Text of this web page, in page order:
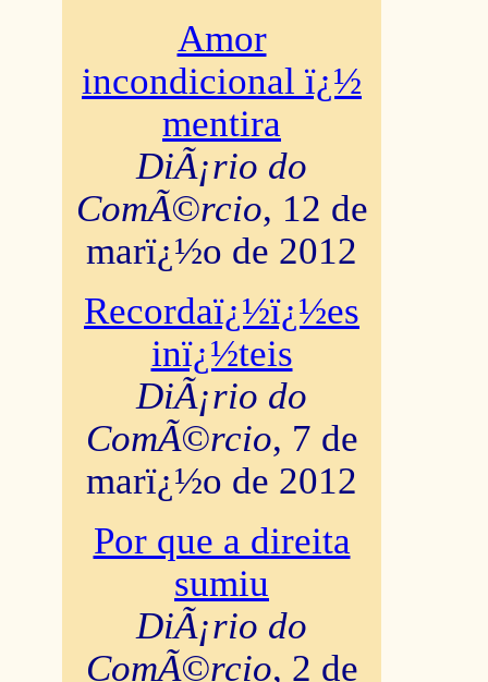
Amor
incondicional ï¿½
mentira
DiÃ¡rio do
ComÃ©rcio, 12 de
marï¿½o de 2012
Recordaï¿½ï¿½es
inï¿½teis
DiÃ¡rio do
ComÃ©rcio, 7 de
marï¿½o de 2012
Por que a direita
sumiu
DiÃ¡rio do
ComÃ©rcio, 2 de